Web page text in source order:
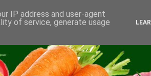
IP address and user-agent
of service, generate usage